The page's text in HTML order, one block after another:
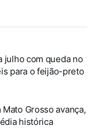
julho com queda no
para o feijão-preto
Grosso avança,
histórica